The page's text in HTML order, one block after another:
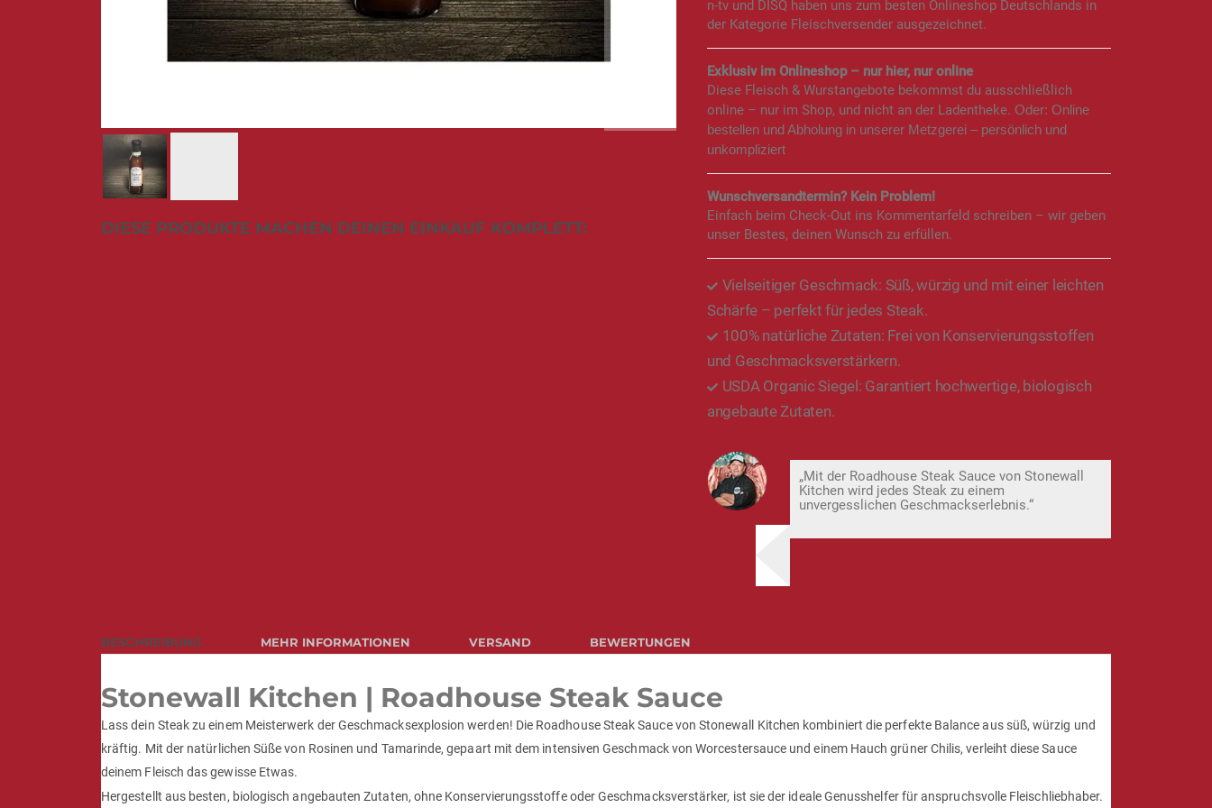
Anfang
n-tv und DISQ haben uns zum besten Onlineshop Deutschlands in
der Kategorie Fleischversender ausgezeichnet.
Exklusiv im Onlineshop – nur hier, nur online
Diese Fleisch & Wurstangebote bekommst du ausschließlich
online – nur im Shop, und nicht an der Ladentheke. Oder: Online
bestellen und Abholung in unserer Metzgerei – persönlich und
unkompliziert
Wunschversandtermin? Kein Problem!
Einfach beim Check-Out ins Kommentarfeld schreiben – wir geben
unser Bestes, deinen Wunsch zu erfüllen.
Vielseitiger Geschmack: Süß, würzig und mit einer leichten
Schärfe – perfekt für jedes Steak.
100% natürliche Zutaten: Frei von Konservierungsstoffen
und Geschmacksverstärkern.
USDA Organic Siegel: Garantiert hochwertige, biologisch
angebaute Zutaten.
„Mit der Roadhouse Steak Sauce von Stonewall
Kitchen wird jedes Steak zu einem
unvergesslichen Geschmackserlebnis.“
BESCHREIBUNG
Stonewall Kitchen | Roadhouse Steak Sauce
Lass dein Steak zu einem Meisterwerk der Geschmacksexplosion werden! Die Roadhouse Steak Sauce von Stonewall Kitchen kombiniert die perfekte Balance aus süß, würzig und
kräftig. Mit der natürlichen Süße von Rosinen und Tamarinde, gepaart mit dem intensiven Geschmack von Worcestersauce und einem Hauch grüner Chilis, verleiht diese Sauce
deinem Fleisch das gewisse Etwas.
Hergestellt aus besten, biologisch angebauten Zutaten, ohne Konservierungsstoffe oder Geschmacksverstärker, ist sie der ideale Genusshelfer für anspruchsvolle Fleischliebhaber.
MEHR INFORMATIONEN VERSAND BEWERTUNGEN
DIESE PRODUKTE MACHEN DEINEN EINKAUF KOMPLETT: